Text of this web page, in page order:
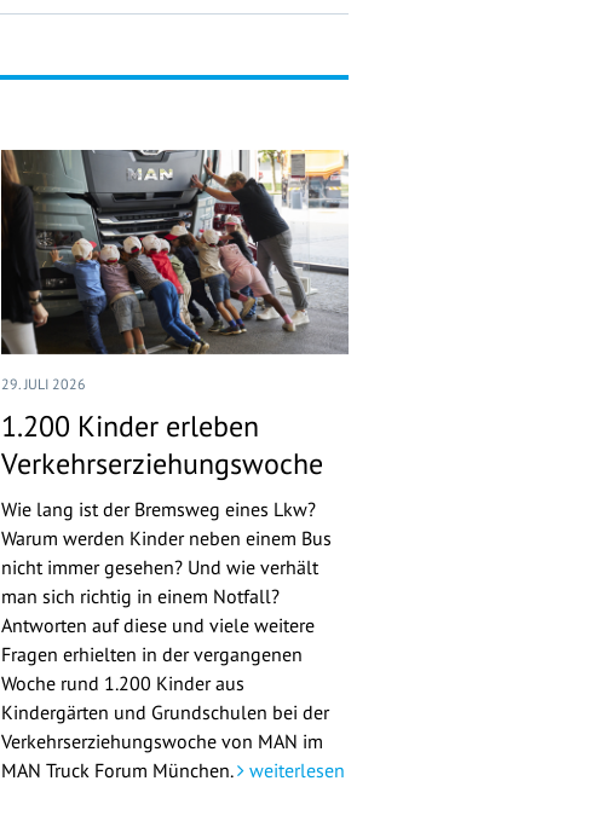
29. JULI 2026
1.200 Kinder erleben
Verkehrserziehungswoche
Wie lang ist der Bremsweg eines Lkw?
Warum werden Kinder neben einem Bus
nicht immer gesehen? Und wie verhält
man sich richtig in einem Notfall?
Antworten auf diese und viele weitere
Fragen erhielten in der vergangenen
Woche rund 1.200 Kinder aus
Kindergärten und Grundschulen bei der
Verkehrserziehungswoche von MAN im
MAN Truck Forum München. weiterlesen